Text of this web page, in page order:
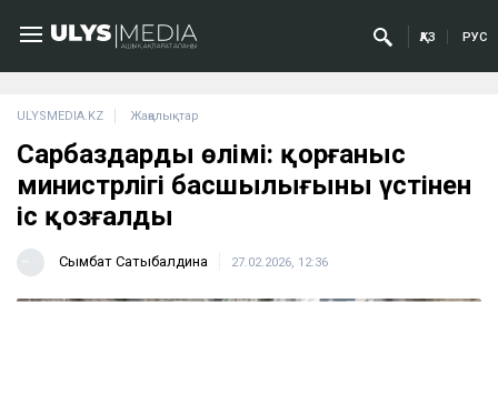
ҚАЗ РУС
ULYSMEDIA.KZ Жаңалықтар
Сарбаздардың өлімі: қорғаныс
министрлігі басшылығының үстінен
іс қозғалды
Сымбат Сатыбалдина 27.02.2026, 12:36